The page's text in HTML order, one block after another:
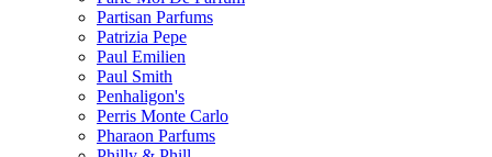
Partisan Parfums
Patrizia Pepe
Paul Emilien
Paul Smith
Penhaligon's
Perris Monte Carlo
Pharaon Parfums